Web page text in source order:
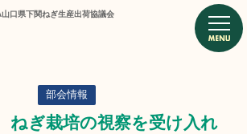
口県下関ねぎ生産出荷協議会
部会情報
ぎ栽培の視察を受け入れ